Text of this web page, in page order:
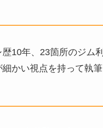
歴10年、23箇所のジム
細かい視点を持って執